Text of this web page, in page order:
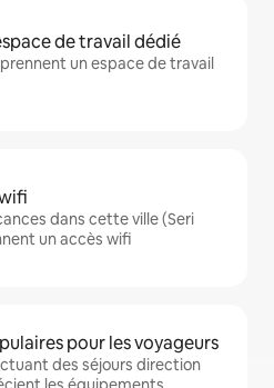
de travail dédié
un espace de travail
dans cette ville (Seri
un accès wifi
pour les voyageurs
des séjours direction